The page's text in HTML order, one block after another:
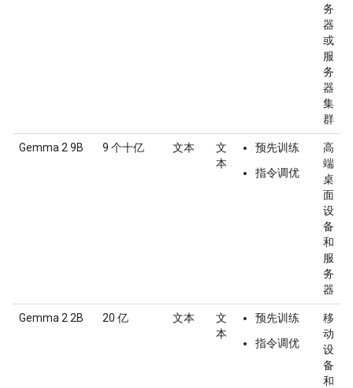
务
器
或
服
务
器
集
群
Gemma 2 9B 9 个十亿 文本
文
本
预先训练
指令调优
高
端
桌
面
设
备
和
服
务
器
Gemma 2 2B 20 亿 文本
文
本
预先训练
指令调优
移
动
设
备
和